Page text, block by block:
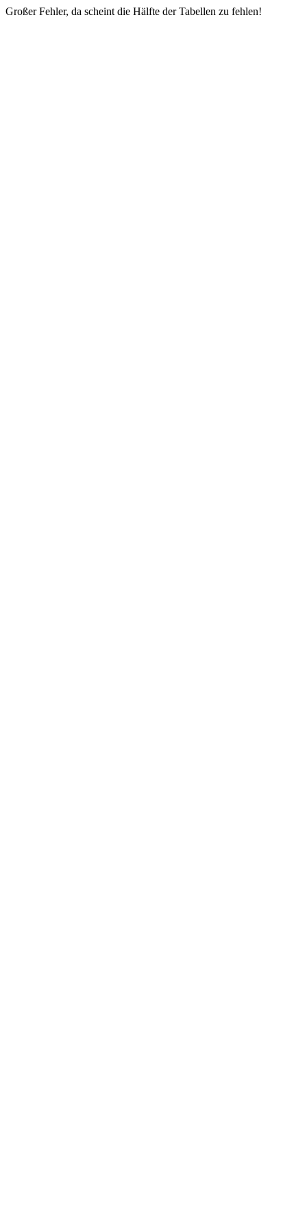
Großer Fehler, da scheint die Hälfte der Tabellen zu fehlen!